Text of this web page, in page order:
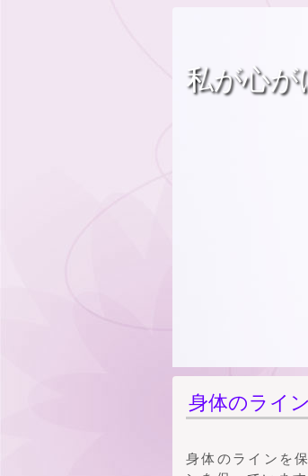
私が心
身体のライ
身体のラインを